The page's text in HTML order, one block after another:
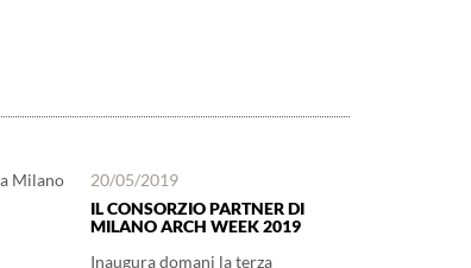
20/05/2019
IL CONSORZIO PARTNER DI
MILANO ARCH WEEK 2019
Inaugura domani la terza